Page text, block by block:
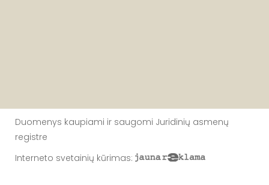
Duomenys kaupiami ir saugomi Juridinių asmenų
registre
Interneto svetainių kūrimas: